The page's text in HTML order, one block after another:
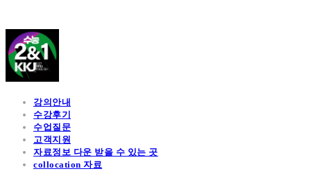
강의안내
수강후기
수업질문
고객지원
자료정보 다운 받을 수 있는 곳
collocation 자료